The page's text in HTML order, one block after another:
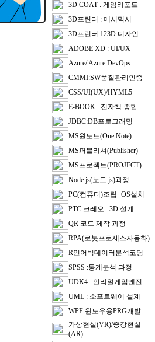
3D COAT : 게임리포트
3D프린터 : 메시믹서
3D프린터:123D 디자인
ADOBE XD : UI/UX
Azure/ Azure DevOps
CMMI:SW품질관리인증
CSS/UI(UX)/HYML5
E-BOOK : 전자책 종합
JDBC:DB프로그래밍
MS원노트(One Note)
MS퍼블리셔(Publisher)
MS프로젝트(PROJECT)
Node.js(노드.js)과정
PC(컴퓨터)조립+OS설치
PTC 크레오 : 3D 설계
QR 코드 제작 과정
RPA(로봇프로세스자동화)
R언어빅데이터분석코딩
SPSS :통계분석 과정
UDK4 : 언리얼게임엔진
UML : 소프트웨어 설계
WPF:윈도우용PRG개발
가상현실(VR)/증강현실
(AR)